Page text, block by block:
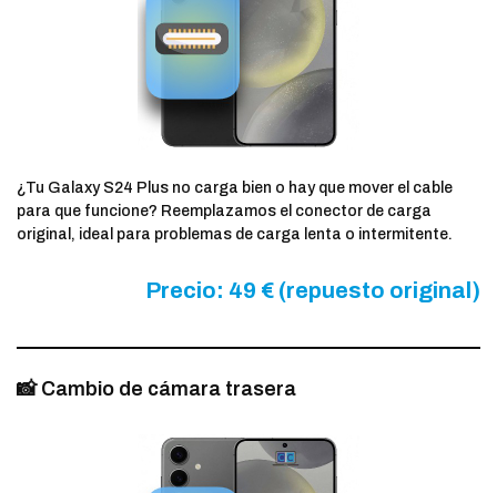
¿Tu Galaxy S24 Plus no carga bien o hay que mover el cable
para que funcione? Reemplazamos el conector de carga
original, ideal para problemas de carga lenta o intermitente.
Precio: 49 € (repuesto original)
📸 Cambio de cámara trasera